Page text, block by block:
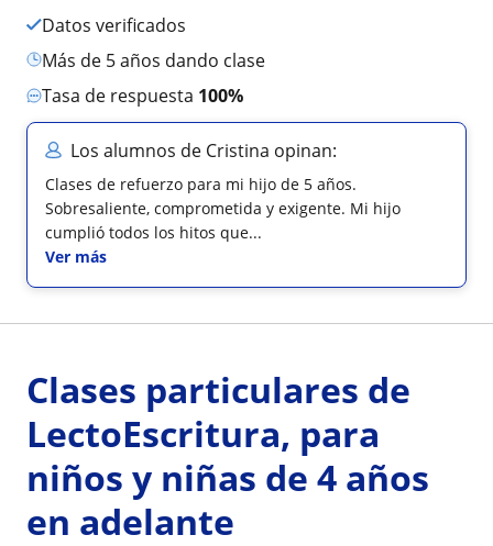
Datos verificados
más de 5 años dando clase
Tasa de respuesta 100%
Los alumnos de Cristina opinan:
Clases de refuerzo para mi hijo de 5 años.
Sobresaliente, comprometida y exigente. Mi hijo
cumplió todos los hitos que...
Ver más
Clases particulares de
LectoEscritura, para
niños y niñas de 4 años
en adelante